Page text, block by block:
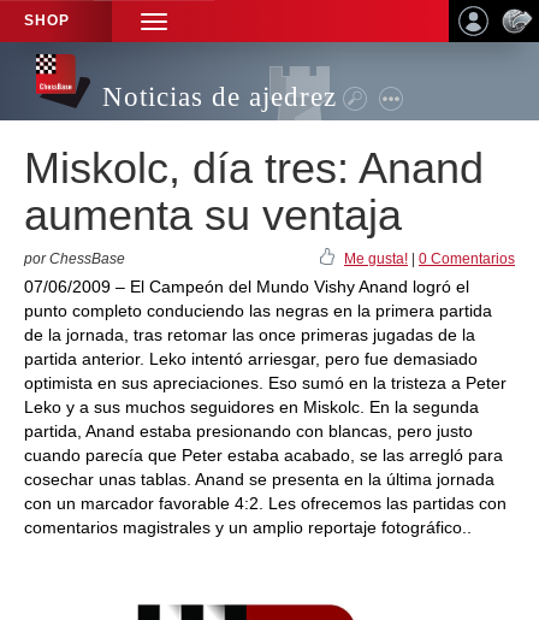
SHOP
TOGGLE
NAVIGATION
Noticias de ajedrez
Miskolc, día tres: Anand
aumenta su ventaja
por ChessBase Me gusta! 0 Comentarios
07/06/2009 – El Campeón del Mundo Vishy Anand logró el
punto completo conduciendo las negras en la primera partida
de la jornada, tras retomar las once primeras jugadas de la
partida anterior. Leko intentó arriesgar, pero fue demasiado
optimista en sus apreciaciones. Eso sumó en la tristeza a Peter
Leko y a sus muchos seguidores en Miskolc. En la segunda
partida, Anand estaba presionando con blancas, pero justo
cuando parecía que Peter estaba acabado, se las arregló para
cosechar unas tablas. Anand se presenta en la última jornada
con un marcador favorable 4:2. Les ofrecemos las partidas con
comentarios magistrales y un amplio reportaje fotográfico..